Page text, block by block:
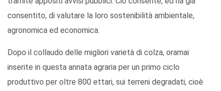
consentito, di valutare la loro sostenibilità ambientale,
agronomica ed economica.
Dopo il collaudo delle migliori varietà di colza, oramai
inserite in questa annata agraria per un primo ciclo
produttivo per oltre 800 ettari, sui terreni degradati, cioè